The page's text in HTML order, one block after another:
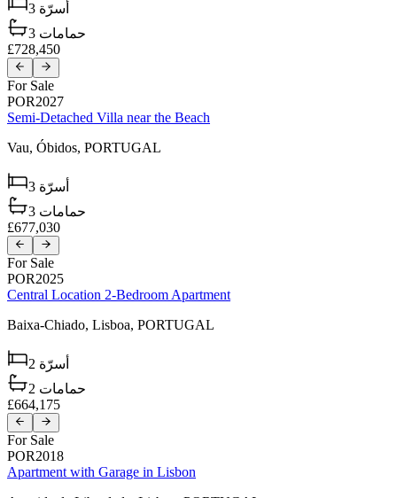
3 أسرّة
3 حمامات
£728,450
For Sale
POR2027
Semi-Detached Villa near the Beach
Vau, Óbidos, PORTUGAL
3 أسرّة
3 حمامات
£677,030
For Sale
POR2025
Central Location 2-Bedroom Apartment
Baixa-Chiado, Lisboa, PORTUGAL
2 أسرّة
2 حمامات
£664,175
For Sale
POR2018
Apartment with Garage in Lisbon